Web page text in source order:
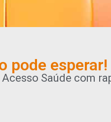
pode esperar!
Saúde com